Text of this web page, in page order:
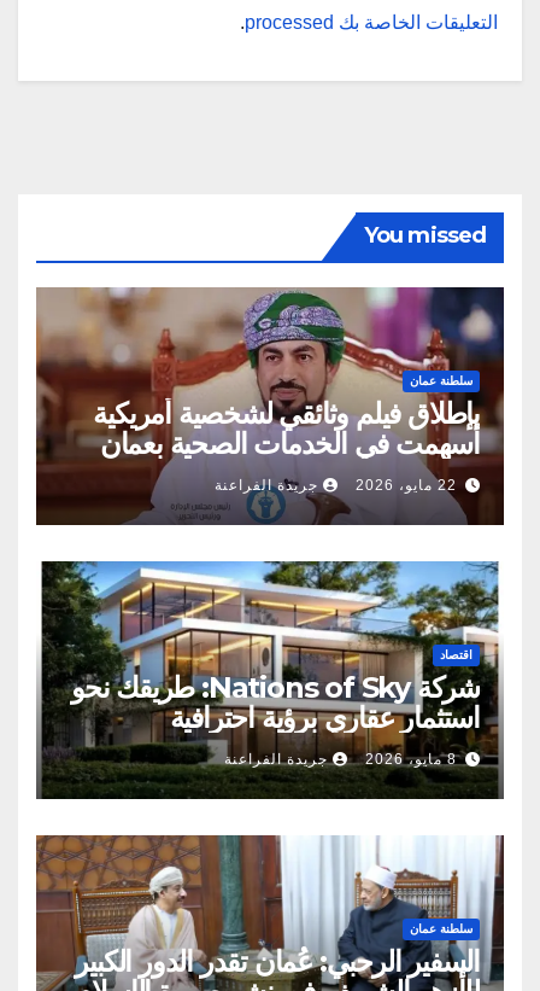
التعليقات الخاصة بك processed
.
You missed
سلطنة عمان
بإطلاق فيلم وثائقي لشخصية أمريكية
أسهمت في الخدمات الصحية بعمان
22 مايو، 2026 جريدة الفراعنة
اقتصاد
شركة Nations of Sky: طريقك نحو
استثمار عقاري برؤية احترافية
8 مايو، 2026 جريدة الفراعنة
سلطنة عمان
السفير الرحبي: عُمان تقدر الدور الكبير